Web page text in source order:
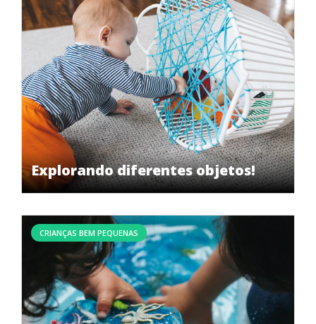
Explorando diferentes objetos!
CRIANÇAS BEM PEQUENAS